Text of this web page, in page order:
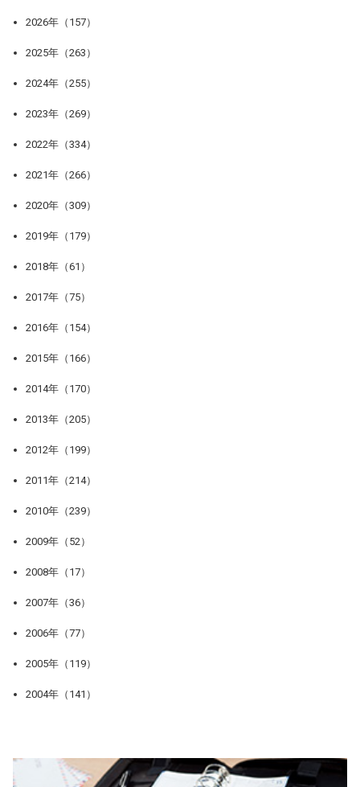
2026年（157）
2025年（263）
2024年（255）
2023年（269）
2022年（334）
2021年（266）
2020年（309）
2019年（179）
2018年（61）
2017年（75）
2016年（154）
2015年（166）
2014年（170）
2013年（205）
2012年（199）
2011年（214）
2010年（239）
2009年（52）
2008年（17）
2007年（36）
2006年（77）
2005年（119）
2004年（141）